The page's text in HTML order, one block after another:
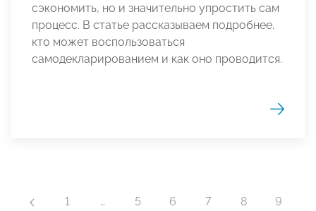
сэкономить, но и значительно упростить сам
процесс. В статье рассказываем подробнее,
кто может воспользоваться
самодекларированием и как оно проводится.
1 … 5 6 7 8 9